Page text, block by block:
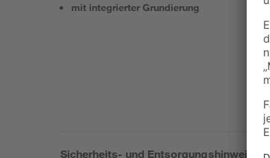
mit integrierter Grundierung
Sicherheits- und Entsorgungshinweise